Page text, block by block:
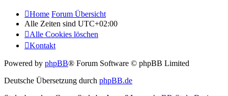
Home Forum Übersicht
Alle Zeiten sind UTC+02:00
Alle Cookies löschen
Kontakt
Powered by phpBB® Forum Software © phpBB Limited
Deutsche Übersetzung durch phpBB.de